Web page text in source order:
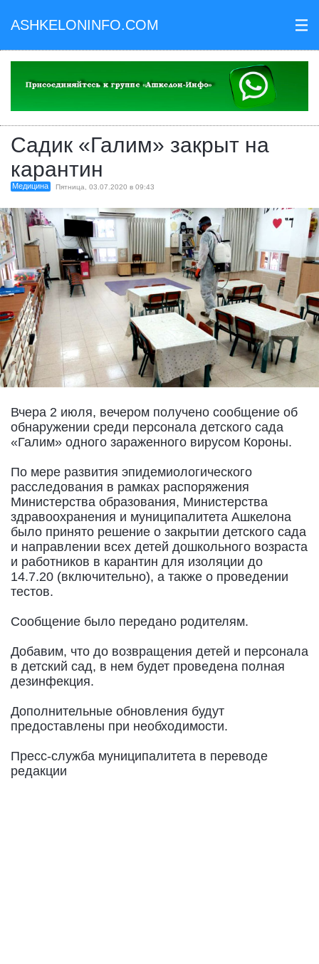
ASHKELONINFO.COM III
Садик «Галим» закрыт на
карантин
Медицина Пятница, 03.07.2020 в 09:43
Вчера 2 июля, вечером получено сообщение об
обнаружении среди персонала детского сада
«Галим» одного зараженного вирусом Короны.
По мере развития эпидемиологического
расследования в рамках распоряжения
Министерства образования, Министерства
здравоохранения и муниципалитета Ашкелона
было принято решение о закрытии детского сада
и направлении всех детей дошкольного возраста
и работников в карантин для изоляции до
14.7.20 (включительно), а также о проведении
тестов.
Сообщение было передано родителям.
Добавим, что до возвращения детей и персонала
в детский сад, в нем будет проведена полная
дезинфекция.
Дополнительные обновления будут
предоставлены при необходимости.
Пресс-служба муниципалитета в переводе
редакции